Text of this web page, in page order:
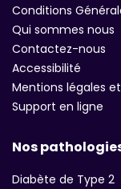
Conditions
Qui sommes nous
Contactez-nous
Accessibilité
Mentions légales
Support en ligne
Nos
Diabète de Type 2